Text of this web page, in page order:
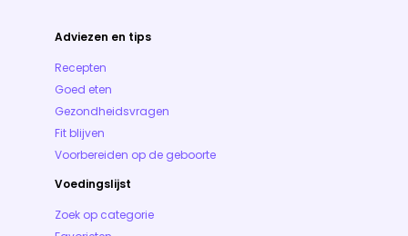
Adviezen en tips
Recepten
Goed eten
Gezondheidsvragen
Fit blijven
Voorbereiden op de geboorte
Voedingslijst
Zoek op categorie